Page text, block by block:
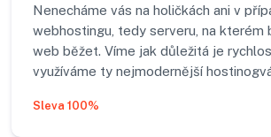
Nenecháme vás na holičkách ani v
webhostingu, tedy serveru, na kterém
web běžet. Víme jak důležitá je
využíváme ty nejmodernější
Sleva 100%